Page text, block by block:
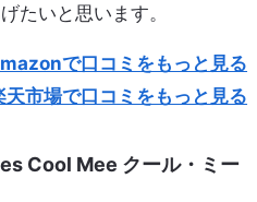
たいと思います。
で口コミをもっと見る
天市場で口コミをもっと見る
Cool Mee クール・ミー